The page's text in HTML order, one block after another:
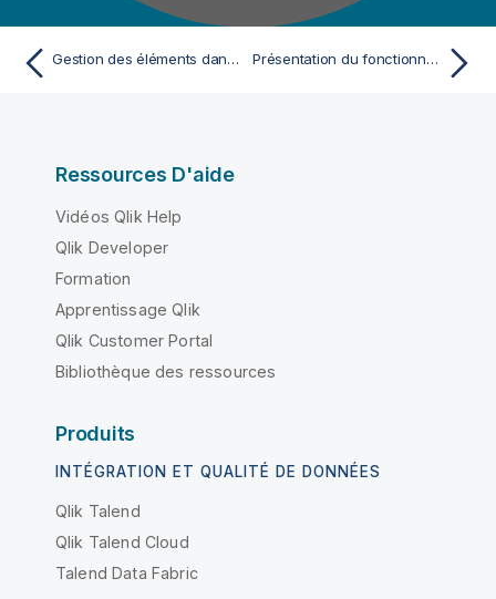
Gestion des éléments dans différentes branches et différents tags Présentation du fonctionnement du tMap
Ressources D'aide
Vidéos Qlik Help
Qlik Developer
Formation
Apprentissage Qlik
Qlik Customer Portal
Bibliothèque des ressources
Produits
INTÉGRATION ET QUALITÉ DE DONNÉES
Qlik Talend
Qlik Talend Cloud
Talend Data Fabric